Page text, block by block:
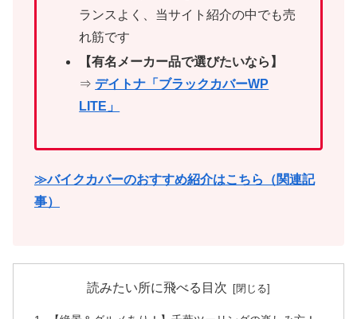
ランスよく、当サイト紹介の中でも売
れ筋です
【有名メーカー品で選びたいなら】
⇒ デイトナ「ブラックカバーWP
LITE」
≫バイクカバーのおすすめ紹介はこちら（関連記
事）
読みたい所に飛べる目次